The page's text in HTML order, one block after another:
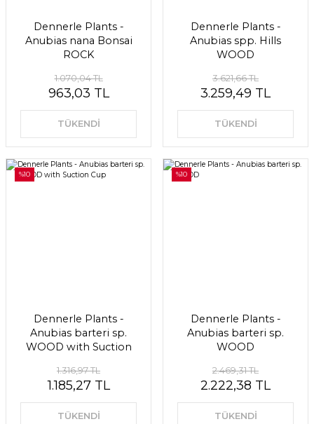
Dennerle Plants -
Anubias nana Bonsai
ROCK
1.070,04 TL
963,03 TL
TÜKENDİ
Dennerle Plants -
Anubias spp. Hills
WOOD
3.621,66 TL
3.259,49 TL
TÜKENDİ
%10
Dennerle Plants -
Anubias barteri sp.
WOOD with Suction
1.316,97 TL
1.185,27 TL
TÜKENDİ
%10
Dennerle Plants -
Anubias barteri sp.
WOOD
2.469,31 TL
2.222,38 TL
TÜKENDİ